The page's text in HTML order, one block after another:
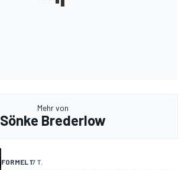
Mehr von
Sönke Brederlow
FORMEL 17 T.